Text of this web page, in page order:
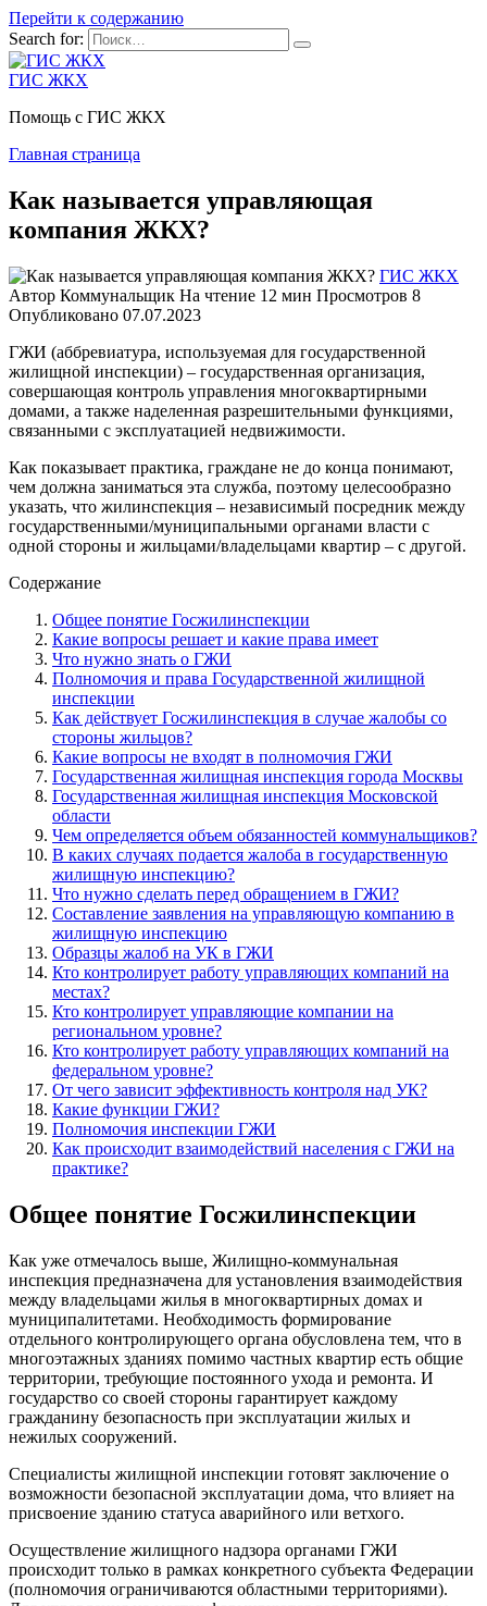
Перейти к содержанию
Search for:
ГИС ЖКХ
Помощь с ГИС ЖКХ
Главная страница
Как называется управляющая
компания ЖКХ?
ГИС ЖКХ
Автор Коммунальщик На чтение 12 мин Просмотров 8
Опубликовано 07.07.2023
ГЖИ (аббревиатура, используемая для государственной
жилищной инспекции) – государственная организация,
совершающая контроль управления многоквартирными
домами, а также наделенная разрешительными функциями,
связанными с эксплуатацией недвижимости.
Как показывает практика, граждане не до конца понимают,
чем должна заниматься эта служба, поэтому целесообразно
указать, что жилинспекция – независимый посредник между
государственными/муниципальными органами власти с
одной стороны и жильцами/владельцами квартир – с другой.
Содержание
Общее понятие Госжилинспекции
Какие вопросы решает и какие права имеет
Что нужно знать о ГЖИ
Полномочия и права Государственной жилищной
инспекции
Как действует Госжилинспекция в случае жалобы со
стороны жильцов?
Какие вопросы не входят в полномочия ГЖИ
Государственная жилищная инспекция города Москвы
Государственная жилищная инспекция Московской
области
Чем определяется объем обязанностей коммунальщиков?
В каких случаях подается жалоба в государственную
жилищную инспекцию?
Что нужно сделать перед обращением в ГЖИ?
Составление заявления на управляющую компанию в
жилищную инспекцию
Образцы жалоб на УК в ГЖИ
Кто контролирует работу управляющих компаний на
местах?
Кто контролирует управляющие компании на
региональном уровне?
Кто контролирует работу управляющих компаний на
федеральном уровне?
От чего зависит эффективность контроля над УК?
Какие функции ГЖИ?
Полномочия инспекции ГЖИ
Как происходит взаимодействий населения с ГЖИ на
практике?
Общее понятие Госжилинспекции
Как уже отмечалось выше, Жилищно-коммунальная
инспекция предназначена для установления взаимодействия
между владельцами жилья в многоквартирных домах и
муниципалитетами. Необходимость формирование
отдельного контролирующего органа обусловлена тем, что в
многоэтажных зданиях помимо частных квартир есть общие
территории, требующие постоянного ухода и ремонта. И
государство со своей стороны гарантирует каждому
гражданину безопасность при эксплуатации жилых и
нежилых сооружений.
Специалисты жилищной инспекции готовят заключение о
возможности безопасной эксплуатации дома, что влияет на
присвоение зданию статуса аварийного или ветхого.
Осуществление жилищного надзора органами ГЖИ
происходит только в рамках конкретного субъекта Федерации
(полномочия ограничиваются областными территориями).